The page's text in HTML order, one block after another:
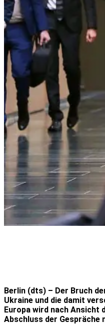
Berlin (dts) – Der Bruch
Ukraine und die damit
Europa wird nach Ansicht
Abschluss der Gespräche